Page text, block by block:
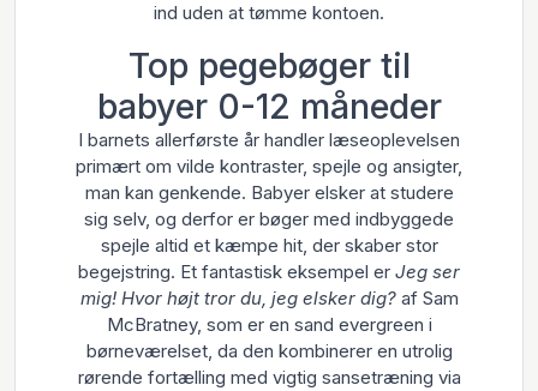
ind uden at tømme kontoen.
Top pegebøger til
babyer 0-12 måneder
I barnets allerførste år handler læseoplevelsen
primært om vilde kontraster, spejle og ansigter,
man kan genkende. Babyer elsker at studere
sig selv, og derfor er bøger med indbyggede
spejle altid et kæmpe hit, der skaber stor
begejstring. Et fantastisk eksempel er Jeg ser
mig! Hvor højt tror du, jeg elsker dig?af Sam
McBratney, som er en sand evergreen i
børneværelset, da den kombinerer en utrolig
rørende fortælling med vigtig sansetræning via